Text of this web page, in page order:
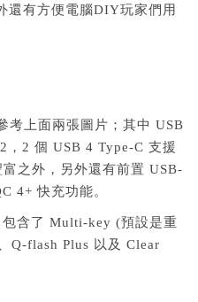
還有方便電腦DIY玩家們用
考上面兩張圖片；其中 USB
，2 個 USB 4 Type-C 支援
之外，另外還有前置 USB-
4+ 快充功能。
含了 Multi-key (預設是重
Q-flash Plus 以及 Clear